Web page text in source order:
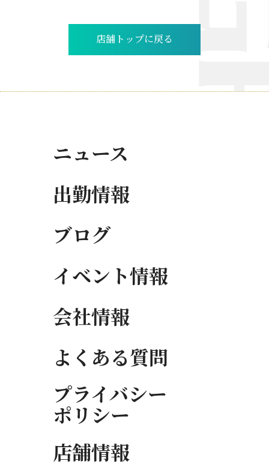
店舗トップに戻る
ニュース
出勤情報
ブログ
イベント情報
会社情報
よくある質問
プライバシー
ポリシー
店舗情報